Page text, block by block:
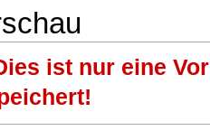
ist nur eine